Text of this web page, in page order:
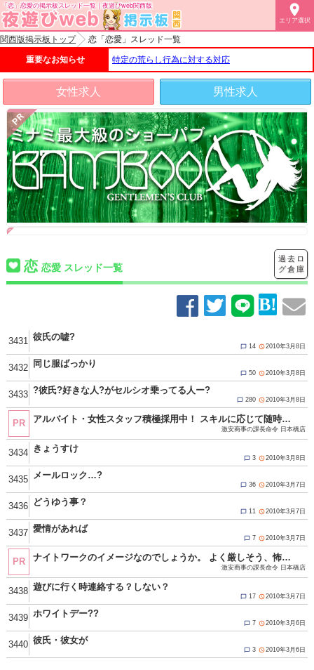
「恋」恋愛の掲示板スレッド一覧｜夜遊びweb関西版 
エリア選択
関西版掲示板トップ 恋「恋愛」スレッド一覧
重要なお知らせ 特定の荒らし行為に対する対応
女性求人 男性求人
恋 恋愛 スレッド一覧
過去ロ
グ倉庫
3431 彼氏の嘘?
 14 2010年3月8日
3432 同じ服ばっかり
 50 2010年3月8日
3433 ?彼氏?好きな人?がセルシオ乗ってる人ー?
 280 2010年3月8日
PR アルバイト・女性スタッフ積極採用中！ スキルに応じて随時昇給！ 努力と頑張りが必ず反映されます！ 仕事内容は店舗運営、企画、経営に携わる全般の業務！ 難しく考える必要はありません！ ☆当グループは違法な客引き、キャッチ行為、一切ありません。 お休みは週休2日可能！もちろん大型連休も★ 《GW・年末年始・連休取得可能／有給休暇あり(要相談)》 現在女性スタッフの募集を強化中！ 以前キャストとして働いていた方や 現在働いていてそろそろ安定した収入が欲しい方 キャストとして働いていた経験を活かして 今度はスタッフとして働いてみませんか？ もちろん全くの業界未経験の方も大歓迎です♪ ★★応募方法★★ ▼ご応募、お問い合わせの際は「夜遊びを見た」とお伝えください▼ 面接は求人担当の管理店舗である十三店で行います。 身分証明書、履歴書のご用意をお願いします。 ・TEL：080-4392-0931 ・MAIL：sharaku_nihonbashi@icloud.com ・LINE ID：sharaku-nihonbashi ※求人担当者まで ■受付時間10：00～24：00 http://www.g-mensrecruit.com/(Ｇ＆Ｔグループ オフィシャル男子求人) 店舗・受付女性スタッフ積極採用中！！
激安商事の課長命令 日本橋店
3434 きょうすけ
 3 2010年3月8日
3435 メールロック…?
 36 2010年3月7日
3436 どうゆう事？
 11 2010年3月7日
3437 愛情があれば
 7 2010年3月7日
PR ナイトワークのイメージなのでしょうか。 よく厳しそう、怖そうと言われます。 全然そんな事はありません！！ 当店は真面目で素直でモラルある方であればＯＫ！ 年齢や経験、容姿に学歴などは一切関係ありません。 一度面接にお越し頂ければイメージが変わると思います。 お気軽にお問い合わせください！ ☆当グループは違法な客引き、キャッチ行為、一切ありません。 応募資格 18歳（高校生不可）以上の男女 真面目で素直でモラルある方であればＯＫ。 年齢や経験、容姿に学歴などは一切関係ありません。 出戻りも歓迎してますよ！ 只今アルバイト・女性スタッフ積極採用中！！ ※暴力団関係者及びそれに準ずる方のご応募は、固くお断りさせて頂きます。 ご応募お待ちしております！！ ■応募方法 ・TEL：080-4392-0931 ・MAIL：sharaku_nihonbashi@icloud.com ・LINE ID：sharaku-nihonbashi ※求人担当者まで ■受付時間10：00～24：00 http://www.g-mensrecruit.com/(Ｇ＆Ｔグループ オフィシャル男子求人) 【店舗・受付スタッフ募集中！】
激安商事の課長命令 日本橋店
3438 遊びに行く時連絡する？しない？
 17 2010年3月7日
3439 ホワイトデー??
 7 2010年3月6日
3440 彼氏・彼女が
 3 2010年3月6日